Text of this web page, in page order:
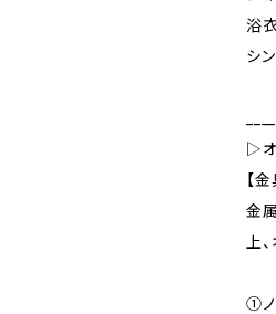
浴
シ
▷オ
【
金
上
①ノ